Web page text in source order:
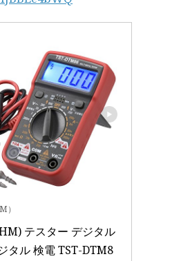
）
テスター デジタル
タル 検電 TST-DTM8